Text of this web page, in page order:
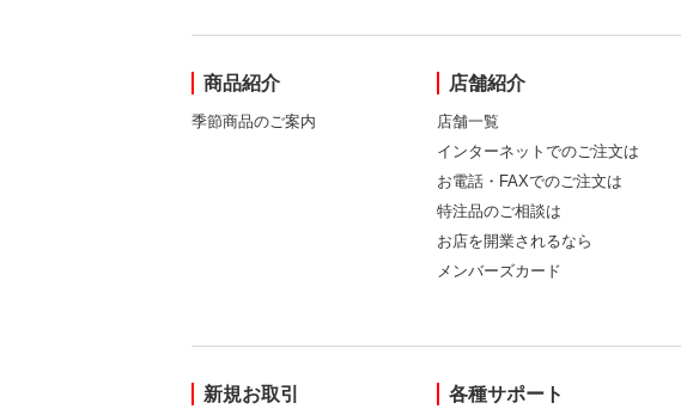
商品紹介
季節商品のご案内
店舗紹介
店舗一覧
インターネットでのご注文は
お電話・FAXでのご注文は
特注品のご相談は
お店を開業されるなら
メンバーズカード
新規お取引 各種サポート